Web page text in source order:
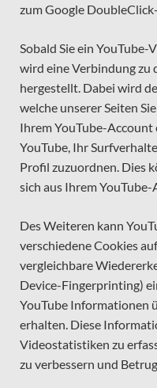
zum Google
Sobald Sie ein
wird eine Verbindung zu
hergestellt. Dabei wird
welche unserer Seiten
Ihrem YouTube-Account
YouTube, Ihr
Profil zuzuordnen. Dies
sich aus Ihrem
Des Weiteren kann
verschiedene Cookies
vergleichbare
Device-Fingerprinting)
YouTube Informationen
erhalten. Diese
Videostatistiken zu
zu verbessern und